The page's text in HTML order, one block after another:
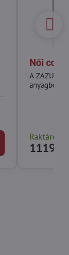
Női
A ZAZU
anyagból
Raktáron
11190